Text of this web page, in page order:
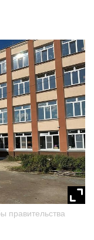
правительства